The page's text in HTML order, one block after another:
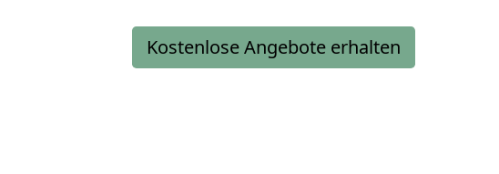
Kostenlose Angebote erhalten